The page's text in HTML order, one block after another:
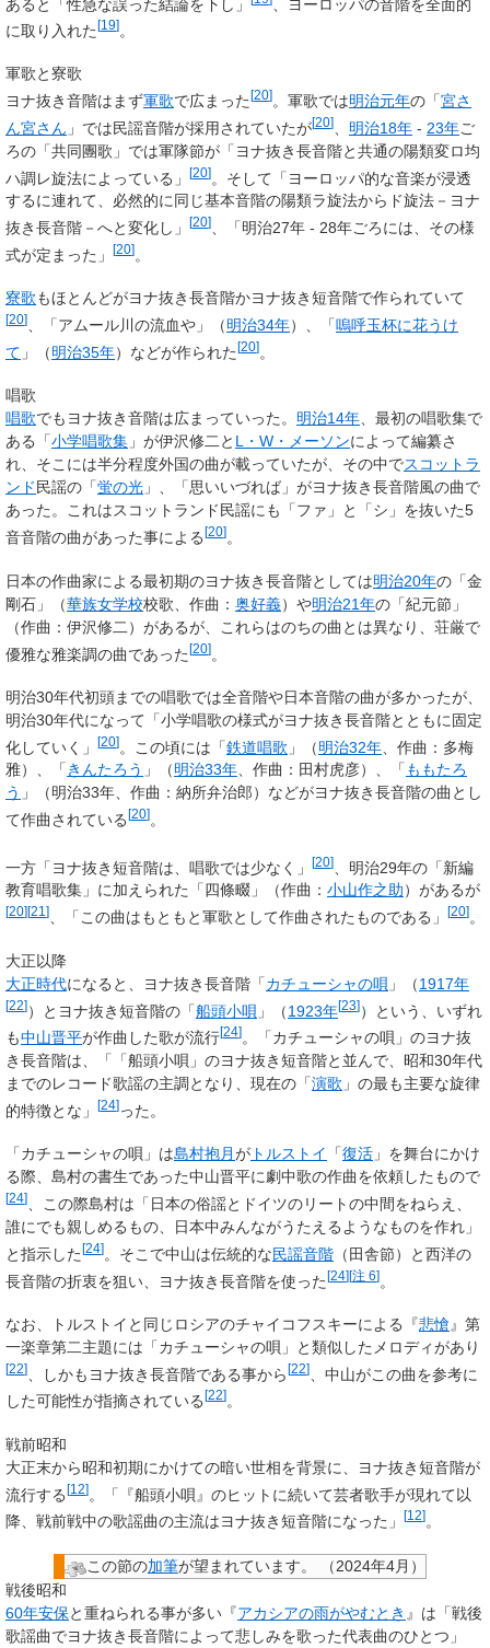
あると「性急な誤った結論を下し」
、ヨーロッパの音階を全面的
に取り入れた [19] 。
軍歌と寮歌
ヨナ抜き音階はまず軍歌で広まった [20] 。軍歌では明治元年の「宮さ
ん宮さん 」では民謡音階が採用されていたが[20] 明治18年 - 23年ご
ろの「共同團歌」では軍隊節が「ヨナ抜き長音階と共通の陽類変ロ均
ハ調レ旋法によっている」
[20]。そして「ヨーロッパ的な音楽が浸透
するに連れて、必然的に同じ基本音階の陽類ラ旋法からド旋法－ヨナ
抜き長音階－へと変化し」
[20]
、「明治27年 - 28年ごろには、その様
式が定まった」
[20] 。
寮歌もほとんどがヨナ抜き長音階かヨナ抜き短音階で作られていて
[20] 、「アムール川の流血や」（明治34年）、「嗚呼玉杯に花うけ
て 」（明治35年）などが作られた[20]。
唱歌
唱歌でもヨナ抜き音階は広まっていった。 明治14年、最初の唱歌集で
ある「小学唱歌集 」が伊沢修二と L・W・メーソンによって編纂さ
れ、そこには半分程度外国の曲が載っていたが、その中でスコットラ
ンド民謡の「蛍の光 」、「思いいづれば」がヨナ抜き長音階風の曲で
あった。これはスコットランド民謡にも「ファ」と「シ」を抜いた5
音音階の曲があった事による [20] 。
日本の作曲家による最初期のヨナ抜き長音階としては明治20年の「金
剛石」（華族女学校校歌、作曲： 奥好義）や明治21年の「紀元節」
（作曲：伊沢修二）があるが、これらはのちの曲とは異なり、荘厳で
優雅な雅楽調の曲であった[20]。
明治30年代初頭までの唱歌では全音階や日本音階の曲が多かったが、
明治30年代になって「小学唱歌の様式がヨナ抜き長音階とともに固定
化していく」
[20]。この頃には「鉄道唱歌 」（明治32年 、作曲：多梅
雅）、「 きんたろう 」（明治33年、作曲：田村虎彦）、「 ももたろ
う 」（明治33年、作曲：納所弁治郎）などがヨナ抜き長音階の曲とし
て作曲されている [20] 。
一方「ヨナ抜き短音階は、唱歌では少なく」 [20]
、明治29年の「新編
教育唱歌集」に加えられた「四條畷」（作曲： 小山作之助）があるが
[20][21 ] 、「この曲はもともと軍歌として作曲されたものである」 [20] 。
大正以降
大正時代になると、ヨナ抜き長音階「カチューシャの唄 」（1917年
[22]）とヨナ抜き短音階の「船頭小唄 」（1923年[23]）という、いずれ
も中山晋平が作曲した歌が流行[24] 。「カチューシャの唄」のヨナ抜
き長音階は、「「船頭小唄」のヨナ抜き短音階と並んで、昭和30年代
までのレコード歌謡の主調となり、現在の「演歌 」の最も主要な旋律
的特徴とな」
[24]った。
「カチューシャの唄」は島村抱月が トルストイ 「復活 」を舞台にかけ
る際、島村の書生であった中山晋平に劇中歌の作曲を依頼したもので
[24]
、この際島村は「日本の俗謡とドイツのリートの中間をねらえ、
誰にでも親しめるもの、日本中みんながうたえるようなものを作れ」
と指示した[24]。そこで中山は伝統的な民謡音階 （田舎節）と西洋の
長音階の折衷を狙い、ヨナ抜き長音階を使った[24][注 6]。
なお、トルストイと同じロシアのチャイコフスキーによる『悲愴 』第
一楽章第二主題には「カチューシャの唄」と類似したメロディがあり
[22] 、しかもヨナ抜き長音階である事から[22]
、中山がこの曲を参考に
した可能性が指摘されている [22] 。
戦前昭和
大正末から昭和初期にかけての暗い世相を背景に、ヨナ抜き短音階が
流行する[12]。「『船頭小唄』のヒットに続いて芸者歌手が現れて以
降、戦前戦中の歌謡曲の主流はヨナ抜き短音階になった」
[12] 。
この節の加筆が望まれています。 （2024年4月 ）
戦後昭和
60年安保と重ねられる事が多い『アカシアの雨がやむとき 』は「戦後
歌謡曲でヨナ抜き長音階によって悲しみを歌った代表曲のひとつ」